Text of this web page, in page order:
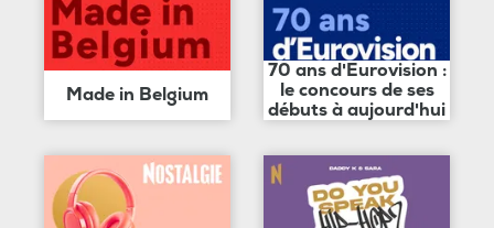
Made in Belgium
70 ans d'Eurovision :
le concours de ses
débuts à aujourd'hui